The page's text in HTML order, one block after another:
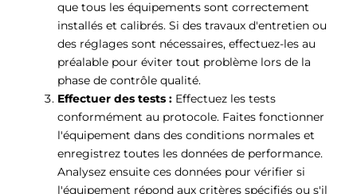
que tous les équipements sont correctement
installés et calibrés. Si des travaux d'entretien ou
des réglages sont nécessaires, effectuez-les au
préalable pour éviter tout problème lors de la
phase de contrôle qualité.
Effectuer des tests : Effectuez les tests
conformément au protocole. Faites fonctionner
l'équipement dans des conditions normales et
enregistrez toutes les données de performance.
Analysez ensuite ces données pour vérifier si
l'équipement répond aux critères spécifiés ou s'il